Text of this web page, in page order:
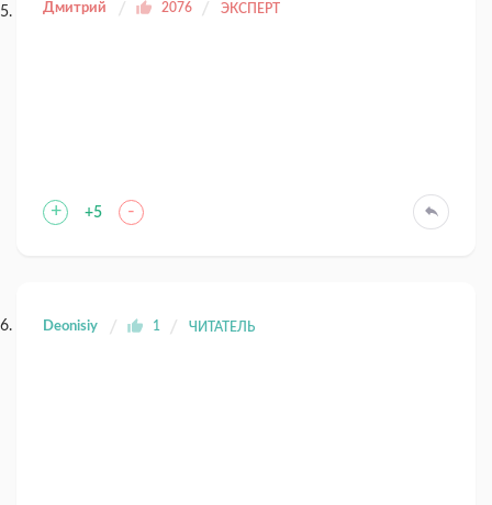
Дмитрий 2076 ЭКСПЕРТ
+ +5 -
Deonisiy 1 ЧИТАТЕЛЬ